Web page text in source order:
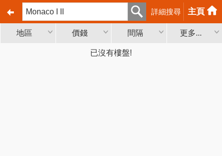
詳細搜尋 主頁
地區 價錢 間隔 更多...
已沒有樓盤!